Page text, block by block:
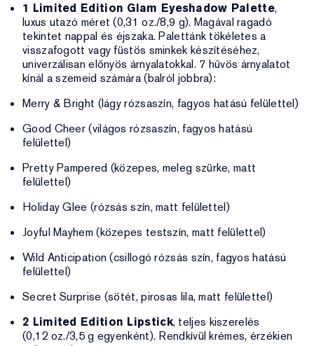
1 Limited Edition Glam Eyeshadow Palette,
luxus utazó méret (0,31 oz./8,9 g). Magával ragadó
tekintet nappal és éjszaka. Palettánk tökéletes a
visszafogott vagy füstös sminkek készítéséhez,
univerzálisan előnyös árnyalatokkal. 7 hűvös árnyalatot
kínál a szemeid számára (balról jobbra):
Merry & Bright (lágy rózsaszín, fagyos hatású felülettel)
Good Cheer (világos rózsaszín, fagyos hatású
felülettel)
Pretty Pampered (közepes, meleg szürke, matt
felülettel)
Holiday Glee (rózsás szín, matt felülettel)
Joyful Mayhem (közepes testszín, matt felülettel)
Wild Anticipation (csillogó rózsás szín, fagyos hatású
felülettel)
Secret Surprise (sötét, pirosas lila, matt felülettel)
2 Limited Edition Lipstick, teljes kiszerelés
(0,12 oz./3,5 g egyenként). Rendkívül krémes, érzékien